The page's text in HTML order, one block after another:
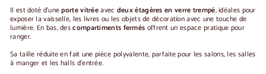
Il est doté d'uneporte vitréeavec deux étagères en verre trempé, idéales pour
exposer la vaisselle, les livres ou les objets de décoration avec une touche de
lumière. En bas, descompartiments fermés offrent un espace pratique pour
ranger.
Sa taille réduite en fait une pièce polyvalente, parfaite pour les salons, les salles
à manger et les halls d'entrée.